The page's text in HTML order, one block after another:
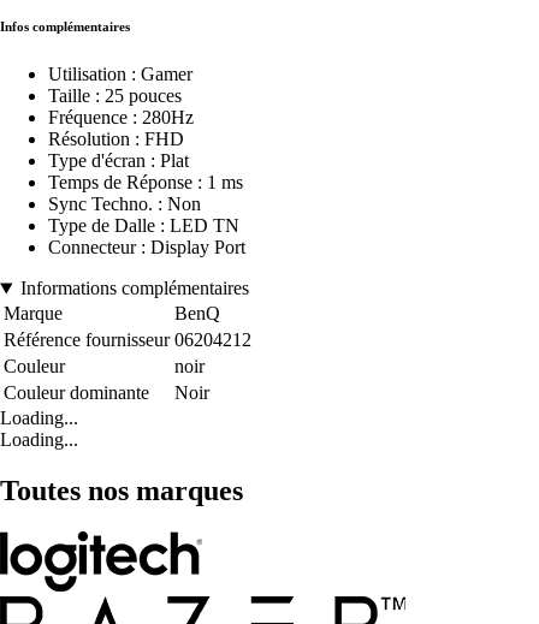
Infos complémentaires
Utilisation : Gamer
Taille : 25 pouces
Fréquence : 280Hz
Résolution : FHD
Type d'écran : Plat
Temps de Réponse : 1 ms
Sync Techno. : Non
Type de Dalle : LED TN
Connecteur : Display Port
Informations complémentaires
Marque
BenQ
Référence fournisseur 06204212
Couleur
noir
Couleur dominante
Noir
Loading...
Loading...
Toutes nos marques